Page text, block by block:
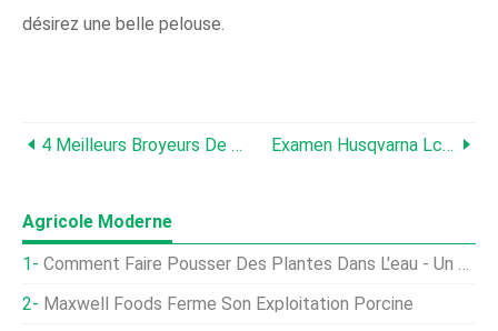
désirez une belle pelouse.
4 Meilleurs Broyeurs De Bois De Moins De 500 $ En 2021 Examen Husqvarna Lc221a :cette Tondeuse Automotrice Fonctionne-T-Elle Vraiment ?
Agricole Moderne
Comment Faire Pousser Des Plantes Dans L'eau - Un Guide Du Débutant
Maxwell Foods Ferme Son Exploitation Porcine